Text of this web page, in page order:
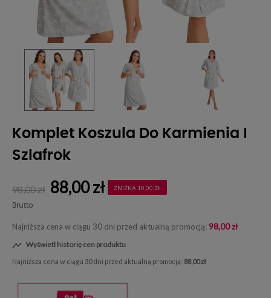
Komplet Koszula Do Karmienia I
Szlafrok
98,00 zł 88,00 zł ZNIŻKA 10,00 ZŁ
Brutto
Najniższa cena w ciągu 30 dni przed aktualną promocją: 98,00 zł
 Wyświetl historię cen produktu
Najniższa cena w ciągu 30 dni przed aktualną promocją: 88,00 zł